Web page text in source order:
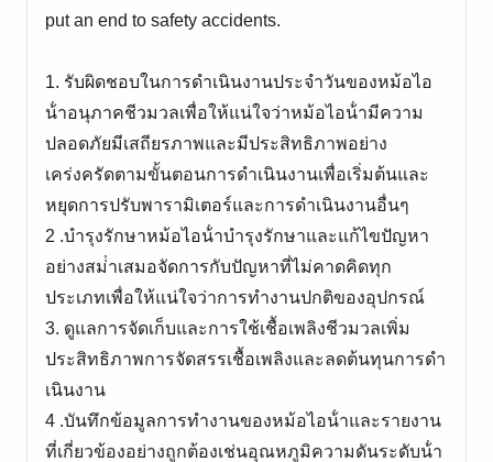
put an end to safety accidents.
1. รับผิดชอบในการดําเนินงานประจําวันของหม้อไอ
น้ําอนุภาคชีวมวลเพื่อให้แน่ใจว่าหม้อไอน้ํามีความ
ปลอดภัยมีเสถียรภาพและมีประสิทธิภาพอย่าง
เคร่งครัดตามขั้นตอนการดําเนินงานเพื่อเริ่มต้นและ
หยุดการปรับพารามิเตอร์และการดําเนินงานอื่นๆ
2 .บํารุงรักษาหม้อไอน้ําบํารุงรักษาและแก้ไขปัญหา
อย่างสม่ําเสมอจัดการกับปัญหาที่ไม่คาดคิดทุก
ประเภทเพื่อให้แน่ใจว่าการทํางานปกติของอุปกรณ์
3. ดูแลการจัดเก็บและการใช้เชื้อเพลิงชีวมวลเพิ่ม
ประสิทธิภาพการจัดสรรเชื้อเพลิงและลดต้นทุนการดํา
เนินงาน
4 .บันทึกข้อมูลการทํางานของหม้อไอน้ําและรายงาน
ที่เกี่ยวข้องอย่างถูกต้องเช่นอุณหภูมิความดันระดับน้ํา